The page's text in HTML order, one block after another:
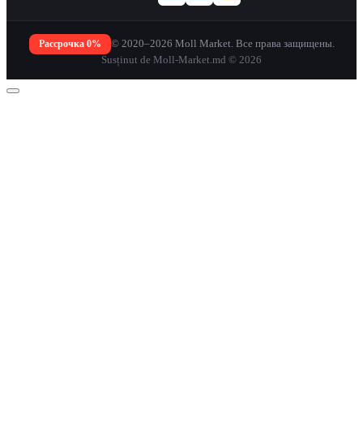
Рассрочка 0%
© 2020–2026 Moll Market. Все права защищены.
Susținut de Moll-Market.md © 2026